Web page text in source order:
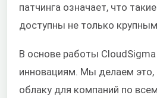
патчинга означает, что
доступны не только
В основе работы
инновациям. Мы делаем это,
облаку для компаний по